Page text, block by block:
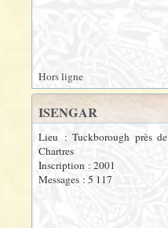
Hors ligne
ISENGAR
Lieu : Tuckborough près de
Chartres
Inscription : 2001
Messages : 5 117